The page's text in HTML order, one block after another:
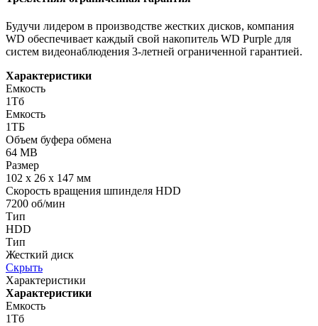
Будучи лидером в производстве жестких дисков, компания
WD обеспечивает каждый свой накопитель WD Purple для
систем видеонаблюдения 3-летней ограниченной гарантией.
Характеристики
Емкость
1Тб
Емкость
1ТБ
Объем буфера обмена
64 MB
Размер
102 x 26 x 147 мм
Скорость вращения шпинделя HDD
7200 об/мин
Тип
HDD
Тип
Жесткий диск
Скрыть
Характеристики
Характеристики
Емкость
1Тб